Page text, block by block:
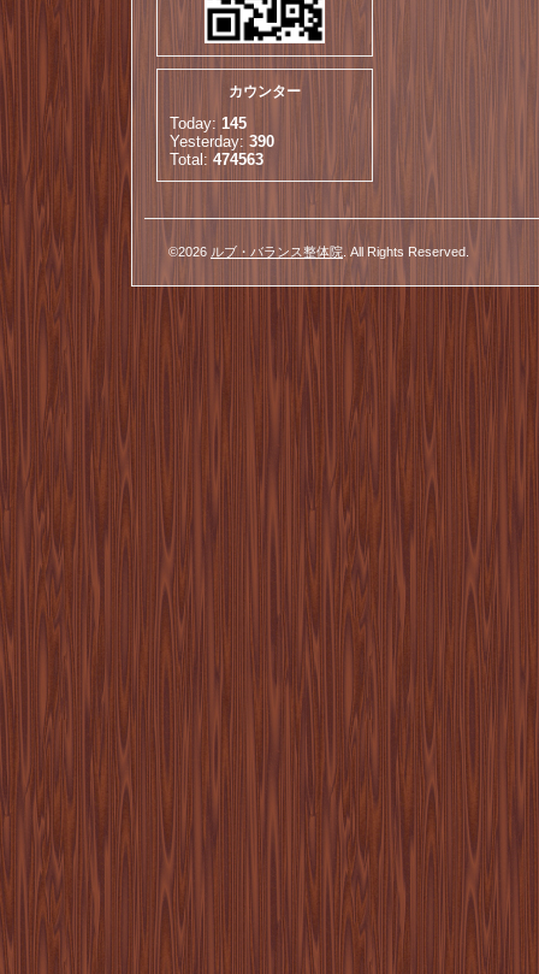
カウンター
Today: 145
Yesterday: 390
Total: 474563
©2026 ルブ・バランス整体院 . All Rights Reserved.